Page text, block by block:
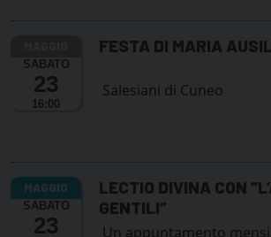
SABATO
23
16:00
FESTA DI MARIA
Salesiani di Cuneo
SABATO
23
LECTIO DIVINA CON
GENTILI”
Un appuntamento